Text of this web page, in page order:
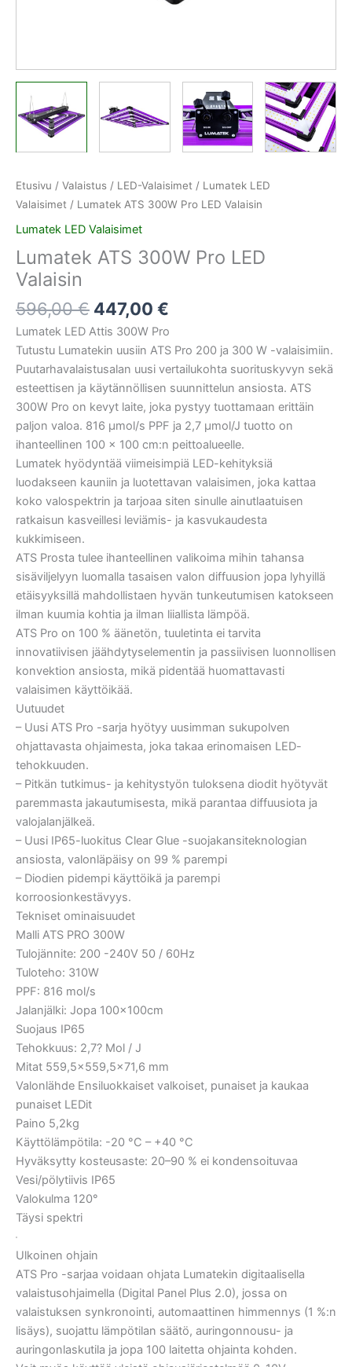
Etusivu / Valaistus / LED-Valaisimet / Lumatek LED
Valaisimet / Lumatek ATS 300W Pro LED Valaisin
Lumatek LED Valaisimet
Lumatek ATS 300W Pro LED
Valaisin
596,00€ 447,00 €
Lumatek LED Attis 300W Pro
Tutustu Lumatekin uusiin ATS Pro 200 ja 300 W -valaisimiin.
Puutarhavalaistusalan uusi vertailukohta suorituskyvyn sekä
esteettisen ja käytännöllisen suunnittelun ansiosta. ATS
300W Pro on kevyt laite, joka pystyy tuottamaan erittäin
paljon valoa. 816 µmol/s PPF ja 2,7 µmol/J tuotto on
ihanteellinen 100 x 100 cm:n peittoalueelle.
Lumatek hyödyntää viimeisimpiä LED-kehityksiä
luodakseen kauniin ja luotettavan valaisimen, joka kattaa
koko valospektrin ja tarjoaa siten sinulle ainutlaatuisen
ratkaisun kasveillesi leviämis- ja kasvukaudesta
kukkimiseen.
ATS Prosta tulee ihanteellinen valikoima mihin tahansa
sisäviljelyyn luomalla tasaisen valon diffuusion jopa lyhyillä
etäisyyksillä mahdollistaen hyvän tunkeutumisen katokseen
ilman kuumia kohtia ja ilman liiallista lämpöä.
ATS Pro on 100 % äänetön, tuuletinta ei tarvita
innovatiivisen jäähdytyselementin ja passiivisen luonnollisen
konvektion ansiosta, mikä pidentää huomattavasti
valaisimen käyttöikää.
Uutuudet
– Uusi ATS Pro -sarja hyötyy uusimman sukupolven
ohjattavasta ohjaimesta, joka takaa erinomaisen LED-
tehokkuuden.
– Pitkän tutkimus- ja kehitystyön tuloksena diodit hyötyvät
paremmasta jakautumisesta, mikä parantaa diffuusiota ja
valojalanjälkeä.
– Uusi IP65-luokitus Clear Glue -suojakansiteknologian
ansiosta, valonläpäisy on 99 % parempi
– Diodien pidempi käyttöikä ja parempi
korroosionkestävyys.
Tekniset ominaisuudet
Malli ATS PRO 300W
Tulojännite: 200 -240V 50 / 60Hz
Tuloteho: 310W
PPF: 816 mol/s
Jalanjälki: Jopa 100x100cm
Suojaus IP65
Tehokkuus: 2,7? Mol / J
Mitat 559,5×559,5×71,6 mm
Valonlähde Ensiluokkaiset valkoiset, punaiset ja kaukaa
punaiset LEDit
Paino 5,2kg
Käyttölämpötila: -20 °C – +40 °C
Hyväksytty kosteusaste: 20–90 % ei kondensoituvaa
Vesi/pölytiivis IP65
Valokulma 120°
Täysi spektri
Ulkoinen ohjain
ATS Pro -sarjaa voidaan ohjata Lumatekin digitaalisella
valaistusohjaimella (Digital Panel Plus 2.0), jossa on
valaistuksen synkronointi, automaattinen himmennys (1 %:n
lisäys), suojattu lämpötilan säätö, auringonnousu- ja
auringonlaskutila ja jopa 100 laitetta ohjainta kohden.